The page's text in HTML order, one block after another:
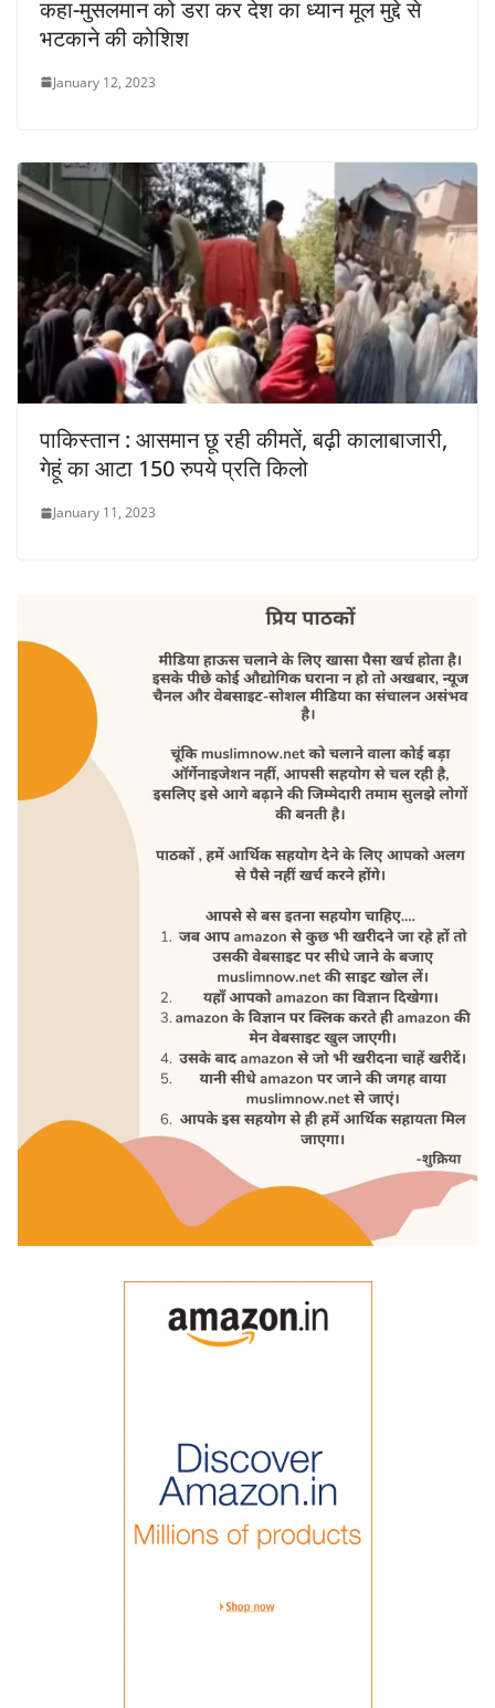
कहा-मुसलमान को डरा कर देश का ध्यान मूल मुद्दे से
भटकाने की कोशिश
January 12, 2023
पाकिस्तान : आसमान छू रही कीमतें, बढ़ी कालाबाजारी,
गेहूं का आटा 150 रुपये प्रति किलो
January 11, 2023